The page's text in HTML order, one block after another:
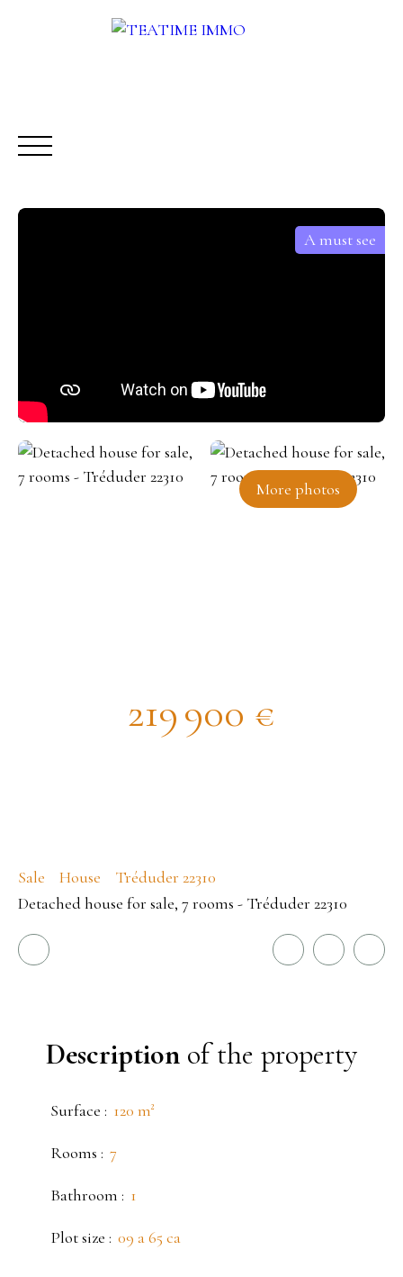
A must see
More photos
219 900 €
Sale House
Tréduder 22310
Detached house for sale, 7 rooms - Tréduder 22310
Description of the property
Surface : 120 m²
Rooms : 7
Bathroom : 1
Plot size : 09 a 65 ca